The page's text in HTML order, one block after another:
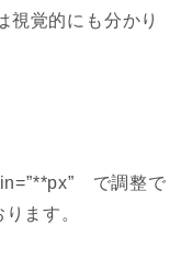
視覚的にも分かり
で調整で
ます。